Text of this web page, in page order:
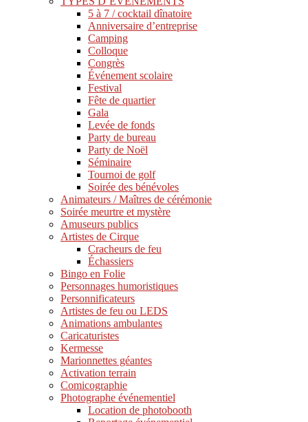
5 à 7 / cocktail dînatoire
Anniversaire d’entreprise
Camping
Colloque
Congrès
Événement scolaire
Festival
Fête de quartier
Gala
Levée de fonds
Party de bureau
Party de Noël
Séminaire
Tournoi de golf
Soirée des bénévoles
Animateurs / Maîtres de cérémonie
Soirée meurtre et mystère
Amuseurs publics
Artistes de Cirque
Cracheurs de feu
Échassiers
Bingo en Folie
Personnages humoristiques
Personnificateurs
Artistes de feu ou LEDS
Animations ambulantes
Caricaturistes
Kermesse
Marionnettes géantes
Activation terrain
Comicographie
Photographe événementiel
Location de photobooth